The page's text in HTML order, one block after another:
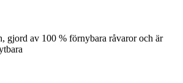
gjord av 100 % förnybara råvaror och är